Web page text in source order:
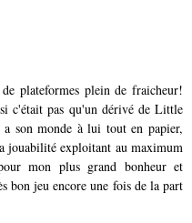
plateformes plein de fraicheur!
c'était pas qu'un dérivé de Little
son monde à lui tout en papier,
jouabilité exploitant au maximum
mon plus grand bonheur et
bon jeu encore une fois de la part